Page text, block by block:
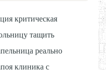
критическая
тащить
реально
клиника с